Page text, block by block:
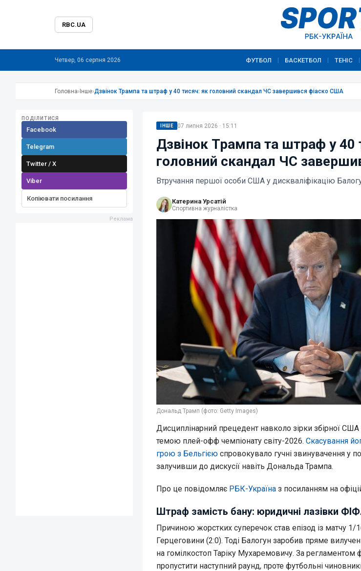
RBC.UA
Четвер, 06 серпня 2026 ФУТБОЛ БАСКЕТБОЛ ТЕНІС
Головна› Інше›Дзвінок Трампа та штраф у 40 тисяч: як головний скандал ЧС завершився фіаско США
ПОДІЛИТИСЯ
Facebook
Telegram
Twitter / X
Viber
Копіювати посилання
ІНШЕ 07 липня 2026 · 15:11
Дзвінок Трампа та штраф у 40
головний скандал ЧС
Втручання першої особи США у дискваліфікацію
Катерина Урсатій
Спортивна журналістка
Дональд Трамп (фото: Getty Images)
Дисциплінарний прецедент навколо зірки збірної
темою плей-офф чемпіонату світу-2026. Скасування
грою з Бельгією спровокувало гучні звинувачення у
залучивши до дискусії навіть Дональда Трампа.
Про це повідомляє РБК-Україна з посиланням на
Штраф замість бану: юридичні лазівки
Причиною жорстких суперечок став епізод із матчу 1/
Герцеговини (2:0). Тоді Балогун заробив пряме
на гомілкостоп Таріку Мухаремовичу. За
пропустити наступний раунд, проте футбольні